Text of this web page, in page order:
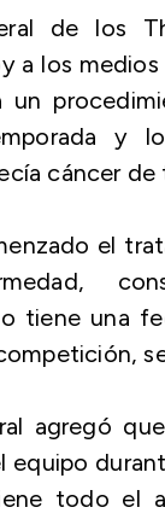
de los
a los
un
y
cáncer
el
tiene una
agregó
equipo
todo el